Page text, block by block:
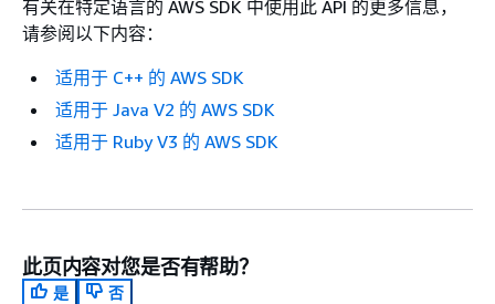
有关在特定语言的 AWS SDK 中使用此 API 的更多信息，
请参阅以下内容：
适用于 C++ 的 AWS SDK
适用于 Java V2 的 AWS SDK
适用于 Ruby V3 的 AWS SDK
此页内容对您是否有帮助？
是
否